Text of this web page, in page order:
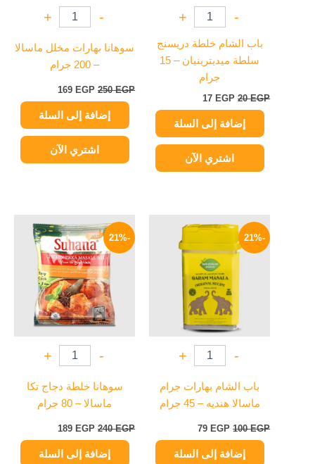
-
+
باب الشام خلطة دريسنج
سلطة ميديترينيان – 15
جرام
20EGP
17 EGP
إضافة إلى السلة
اشتري الآن
-
+
سوهانا بهارات مخلل ماسالا
– 200 جرام
250EGP
169 EGP
إضافة إلى السلة
اشتري الآن
-21%
-
+
باب الشام بهارات جرام
ماسالا هنديه – 45 جرام
100EGP
الأصلي
100 EGP.
79 EGP
الحالي
79 EGP.
إضافة إلى السلة
-21%
-
+
سوهانا خلطة دجاج تكا
ماسالا – 80 جرام
240EGP
الأصلي
هو:
240 EGP.
189 EGP
الحالي
هو:
189 EGP.
إضافة إلى السلة